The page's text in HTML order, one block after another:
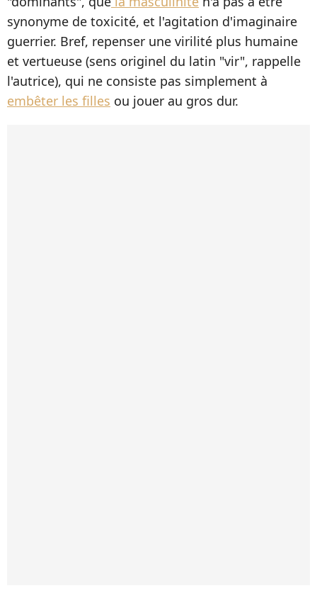
synonyme de toxicité, et l'agitation d'imaginaire
guerrier. Bref, repenser une virilité plus humaine
et vertueuse (sens originel du latin "vir", rappelle
l'autrice), qui ne consiste pas simplement à
embêter les filles ou jouer au gros dur.